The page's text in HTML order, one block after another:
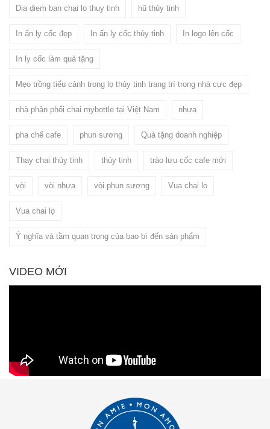
Dia diem ban chai lo thuy tinh hũ thủy tinh
In ấn ly cốc đẹp In ấn ly cốc thủy tinh In logo lên cốc
In ly cốc làm quà tặng
Mẹo trồng tiểu cảnh trong lọ thủy tinh trang trí trong nhà cực đẹp
nhà phân phối chai mybottle tại Việt Nam nhựa
pha chế cafe phun sương Quà tặng doanh nghiệp
Thay chai thủy tinh thủy tinh trào lưu cốc cafe mới
vòi vòi nhựa vòi phun sương Vua chai lo
Vua chai lọ
Ý nghĩa và tầm quan trọng của bao bì đến sản phẩm
VIDEO MỚI